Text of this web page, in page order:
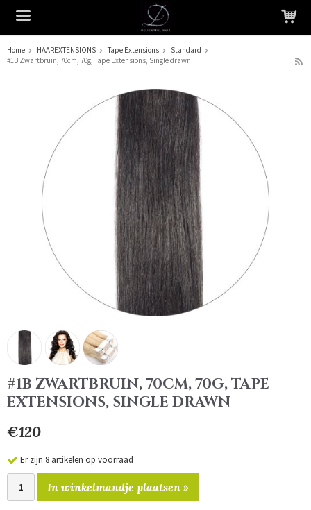
Het product is in je winkelmandje geplaatst
Home HAAREXTENSIONS Tape Extensions
Standard
#1B Zwartbruin, 70cm, 70g, Tape Extensions, Single drawn
#1B ZWARTBRUIN, 70CM, 70G, TAPE
EXTENSIONS, SINGLE DRAWN
€120
Er zijn 8 artikelen op voorraad
In winkelmandje plaatsen »